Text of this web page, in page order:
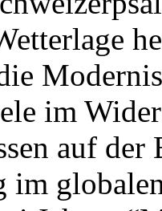
im
auf
im